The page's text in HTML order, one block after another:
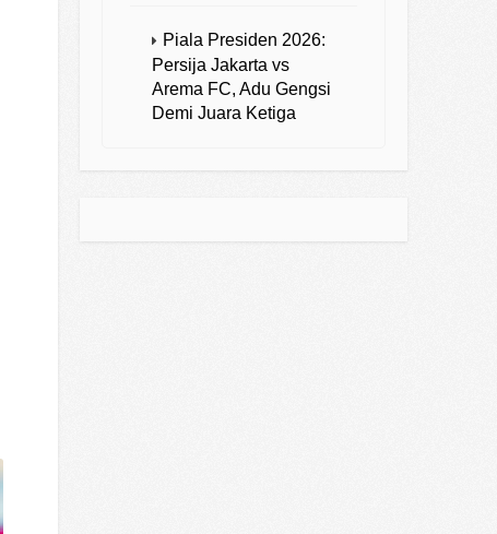
Piala Presiden 2026:
Persija Jakarta vs
Arema FC, Adu Gengsi
Demi Juara Ketiga